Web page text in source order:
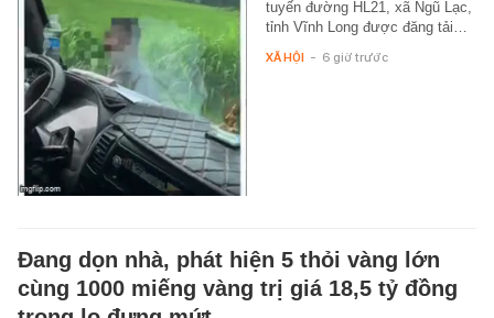
tuyến đường HL21, xã Ngũ Lạc,
tỉnh Vĩnh Long được đăng tải…
XÃ HỘI - 6 giờ trước
Đang dọn nhà, phát hiện 5 thỏi vàng lớn
cùng 1000 miếng vàng trị giá 18,5 tỷ đồng